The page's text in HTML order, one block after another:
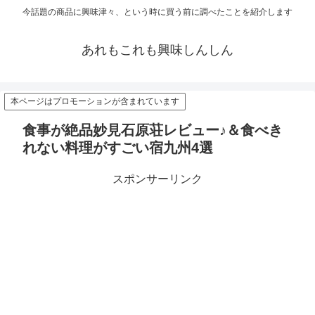
今話題の商品に興味津々、という時に買う前に調べたことを紹介します
あれもこれも興味しんしん
本ページはプロモーションが含まれています
食事が絶品妙見石原荘レビュー♪＆食べき
れない料理がすごい宿九州4選
スポンサーリンク